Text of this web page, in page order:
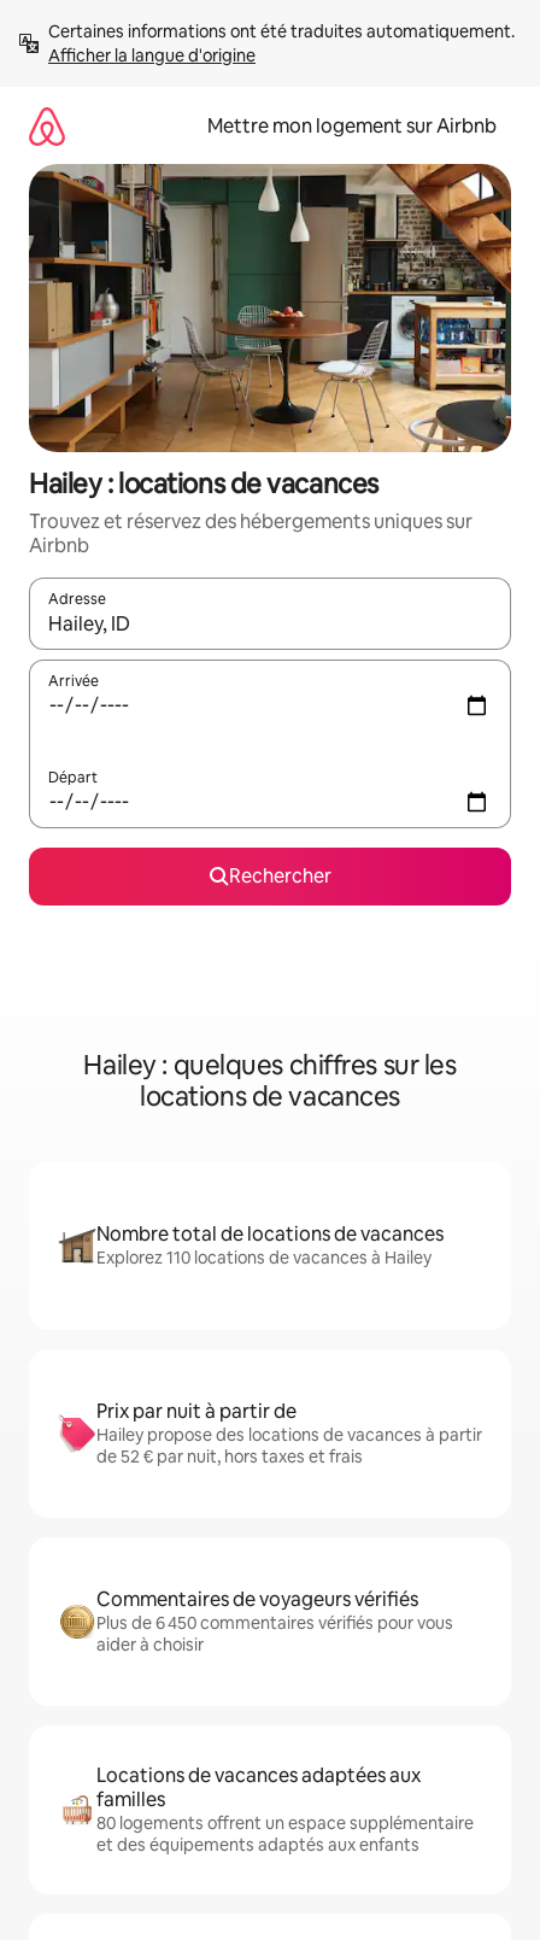
directement
Afficher la langue d'origine
Mettre mon logement sur Airbnb
Hailey : locations de vacances
Trouvez et réservez des hébergements uniques sur
Airbnb
Adresse
Lorsque les résultats s'affichent, utilisez les flèches vers le
Arrivée
Départ
Rechercher
Hailey : quelques chiffres sur les
locations de vacances
Nombre total de locations de vacances
Explorez 110 locations de vacances à Hailey
Prix par nuit à partir de
Hailey propose des locations de vacances à partir
de 52 € par nuit, hors taxes et frais
Commentaires de voyageurs vérifiés
Plus de 6 450 commentaires vérifiés pour vous
aider à choisir
Locations de vacances adaptées aux
familles
80 logements offrent un espace supplémentaire
et des équipements adaptés aux enfants